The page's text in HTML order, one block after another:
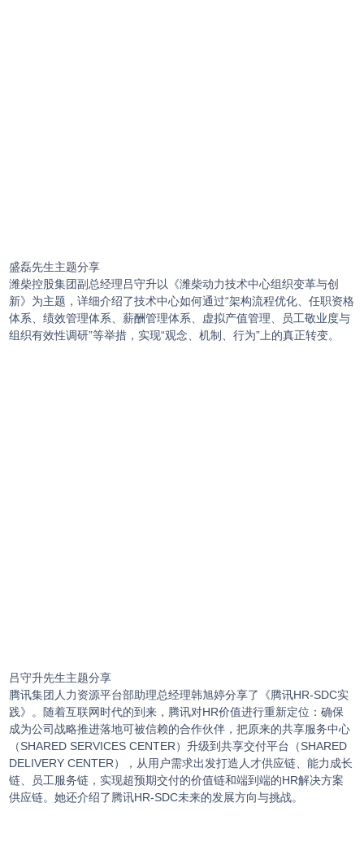
盛磊先生主题分享
潍柴控股集团副总经理吕守升以《潍柴动力技术中心组织变革与创
新》为主题，详细介绍了技术中心如何通过“架构流程优化、任职资格
体系、绩效管理体系、薪酬管理体系、虚拟产值管理、员工敬业度与
组织有效性调研”等举措，实现“观念、机制、行为”上的真正转变。
吕守升先生主题分享
腾讯集团人力资源平台部助理总经理韩旭婷分享了《腾讯HR-SDC实
践》。随着互联网时代的到来，腾讯对HR价值进行重新定位：确保
成为公司战略推进落地可被信赖的合作伙伴，把原来的共享服务中心
（SHARED SERVICES CENTER）升级到共享交付平台（SHARED
DELIVERY CENTER），从用户需求出发打造人才供应链、能力成长
链、员工服务链，实现超预期交付的价值链和端到端的HR解决方案
供应链。她还介绍了腾讯HR-SDC未来的发展方向与挑战。